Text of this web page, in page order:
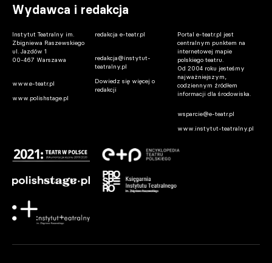
Wydawca i redakcja
Instytut Teatralny im.
Zbigniewa Raszewskiego
ul. Jazdów 1
00-467 Warszawa
www.e-teatr.pl
www.polishstage.pl
redakcja e-teatr.pl
redakcja@instytut-
teatralny.pl
Dowiedz się więcej o
redakcji
Portal e-teatr.pl jest
centralnym punktem na
internetowej mapie
polskiego teatru.
Od 2004 roku jesteśmy
najważniejszym,
codziennym źródłem
informacji dla środowiska.
wsparcie@e-teatr.pl
www.instytut-teatralny.pl